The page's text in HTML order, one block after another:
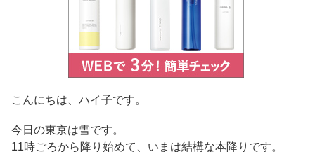
こんにちは、ハイ子です。
今日の東京は雪です。
11時ごろから降り始めて、いまは結構な本降りです。